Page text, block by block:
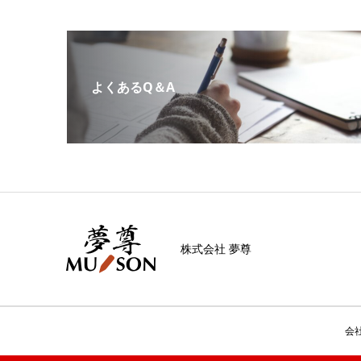
よくあるQ＆A
株式会社 夢尊
会